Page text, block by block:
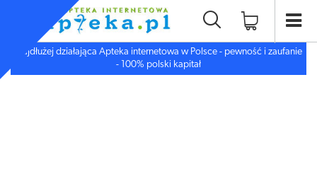
Najdłużej działająca Apteka internetowa w Polsce - pewność i zaufanie
- 100% polski kapitał